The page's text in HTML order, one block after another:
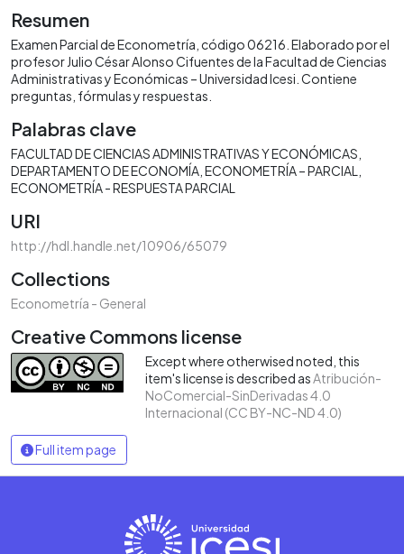
Resumen
Examen Parcial de Econometría, código 06216. Elaborado por el
profesor Julio César Alonso Cifuentes de la Facultad de Ciencias
Administrativas y Económicas – Universidad Icesi. Contiene
preguntas, fórmulas y respuestas.
Palabras clave
FACULTAD DE CIENCIAS ADMINISTRATIVAS Y ECONÓMICAS
DEPARTAMENTO DE ECONOMÍA ECONOMETRÍA – PARCIAL
ECONOMETRÍA - RESPUESTA PARCIAL
URI
http://hdl.handle.net/10906/65079
Collections
Econometría - General
Creative Commons license
Except where otherwised noted, this
item's license is described asAtribución-
NoComercial-SinDerivadas 4.0
Internacional (CC BY-NC-ND 4.0)
Full item page